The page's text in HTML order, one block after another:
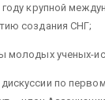
крупной
создания СНГ;
молодых ученых-
по